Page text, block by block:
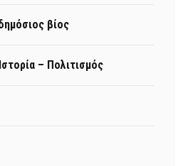
βίος
– Πολιτισμός